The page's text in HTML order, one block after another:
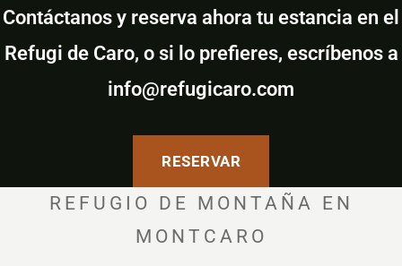
Contáctanos y reserva ahora tu estancia en el
Refugi de Caro, o si lo prefieres, escríbenos a
info@refugicaro.com
RESERVAR
REFUGIO DE MONTAÑA EN
MONTCARO